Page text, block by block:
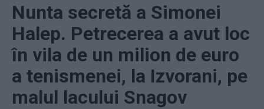
Nunta secretă a Simonei
Halep. Petrecerea a avut loc
în vila de un milion de euro
a tenismenei, la Izvorani, pe
malul lacului Snagov